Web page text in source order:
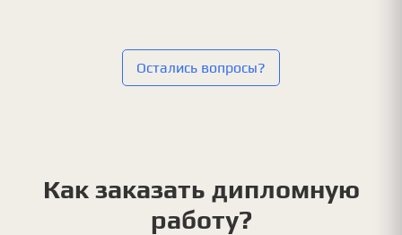
Остались вопросы?
Как заказать дипломную
работу?